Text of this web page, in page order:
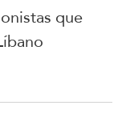
que